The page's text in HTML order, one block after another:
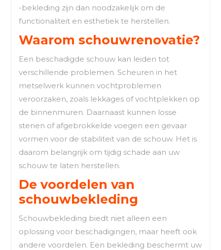
-bekleding zijn dan noodzakelijk om de
functionaliteit en esthetiek te herstellen.
Waarom schouwrenovatie?
Een beschadigde schouw kan leiden tot
verschillende problemen. Scheuren in het
metselwerk kunnen vochtproblemen
veroorzaken, zoals lekkages of vochtplekken op
de binnenmuren. Daarnaast kunnen losse
stenen of afgebrokkelde voegen een gevaar
vormen voor de stabiliteit van de schouw. Het is
daarom belangrijk om tijdig schade aan uw
schouw te laten herstellen.
De voordelen van
schouwbekleding
Schouwbekleding biedt niet alleen een
oplossing voor beschadigingen, maar heeft ook
andere voordelen. Een bekleding beschermt uw